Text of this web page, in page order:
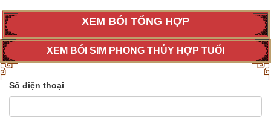
XEM BÓI TỔNG HỢP
XEM BÓI SIM PHONG THỦY HỢP TUỔI
Số điện thoại